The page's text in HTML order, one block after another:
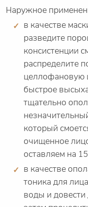
Наружное
в качестве
разведите
консистенции
распределите
целлофановую
быстрое
тщательно
который
очищенное
оставляем на
в качестве
тоника для
воды и довести